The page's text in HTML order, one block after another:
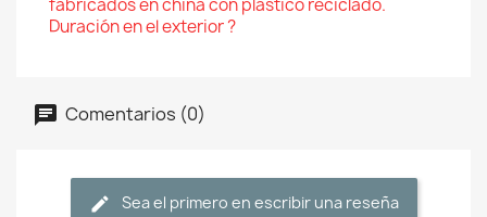
fabricados en china con plástico reciclado.
Duración en el exterior ?
Comentarios (0)
Sea el primero en escribir una reseña